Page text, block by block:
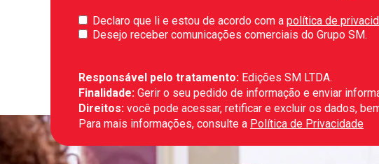
Declaro que li e estou de acordo com a política de
Desejo receber comunicações comerciais do Grupo SM.
Responsável pelo tratamento: Edições SM LTDA.
Finalidade: Gerir o seu pedido de informação e enviar
Direitos: você pode acessar, retificar e excluir os dados,
Para mais informações, consulte a Política de Privacidade